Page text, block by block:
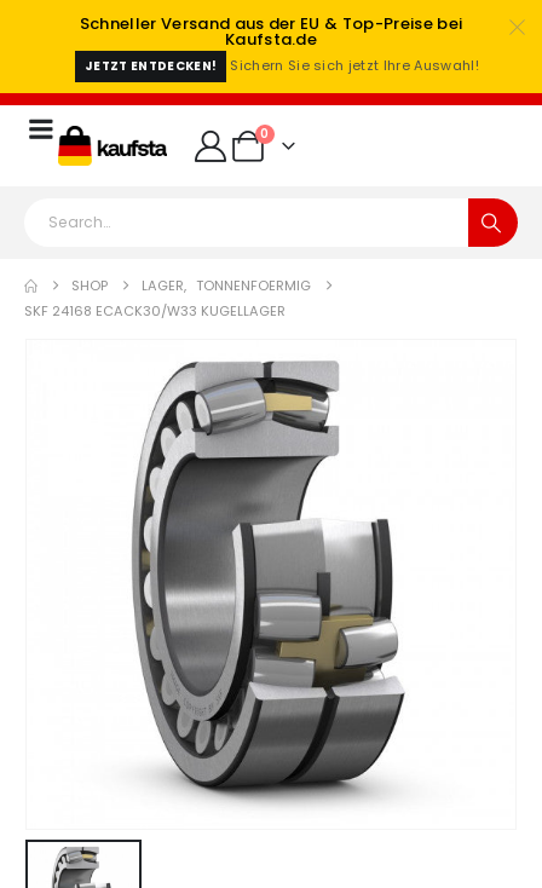
Schneller Versand aus der EU & Top-Preise bei
Kaufsta.de
JETZT ENTDECKEN! Sichern Sie sich jetzt Ihre Auswahl!
0
SHOP LAGER, TONNENFOERMIG
SKF 24168 ECACK30/W33 KUGELLAGER